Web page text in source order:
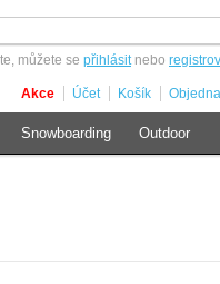
můžete se přihlásitnebo
Akce Účet Košík
Snowboarding Outdoor